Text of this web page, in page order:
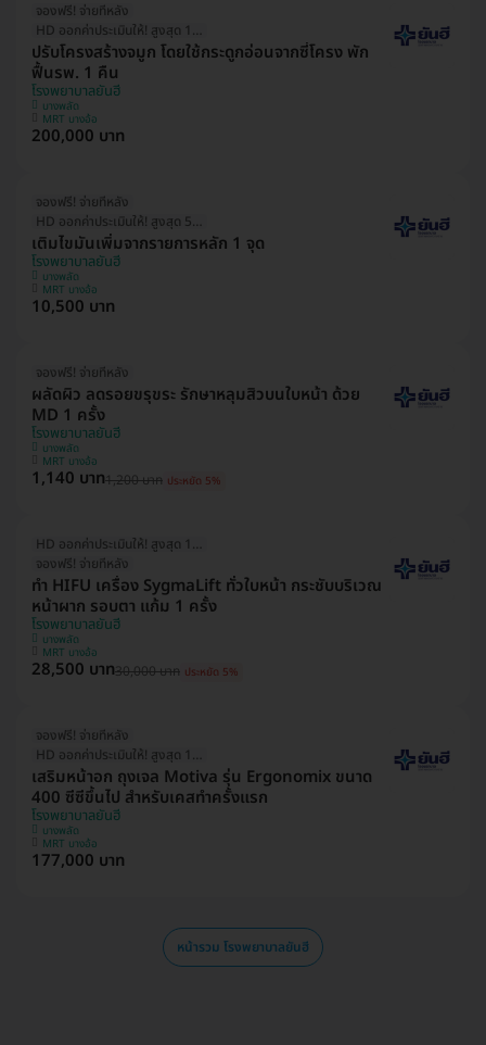
จองฟรี! จ่ายทีหลัง
HD ออกค่าประเมินให้! สูงสุด 1500 บ.
ปรับโครงสร้างจมูก โดยใช้กระดูกอ่อนจากซี่โครง พัก
ฟื้นรพ. 1 คืน
โรงพยาบาลยันฮี
บางพลัด
MRT บางอ้อ
200,000 บาท
จองฟรี! จ่ายทีหลัง
HD ออกค่าประเมินให้! สูงสุด 500 บ.
เติมไขมันเพิ่มจากรายการหลัก 1 จุด
โรงพยาบาลยันฮี
บางพลัด
MRT บางอ้อ
10,500 บาท
จองฟรี! จ่ายทีหลัง
ผลัดผิว ลดรอยขรุขระ รักษาหลุมสิวบนใบหน้า ด้วย
MD 1 ครั้ง
โรงพยาบาลยันฮี
บางพลัด
MRT บางอ้อ
1,140 บาท1,200 บาท ประหยัด 5%
HD ออกค่าประเมินให้! สูงสุด 1000 บ.
จองฟรี! จ่ายทีหลัง
ทำ HIFU เครื่อง SygmaLift ทั่วใบหน้า กระชับบริเวณ
หน้าผาก รอบตา แก้ม 1 ครั้ง
โรงพยาบาลยันฮี
บางพลัด
MRT บางอ้อ
28,500 บาท30,000 บาท ประหยัด 5%
จองฟรี! จ่ายทีหลัง
HD ออกค่าประเมินให้! สูงสุด 1500 บ.
เสริมหน้าอก ถุงเจล Motiva รุ่น Ergonomix ขนาด
400 ซีซีขึ้นไป สำหรับเคสทำครั้งแรก
โรงพยาบาลยันฮี
บางพลัด
MRT บางอ้อ
177,000 บาท
หน้ารวม โรงพยาบาลยันฮี